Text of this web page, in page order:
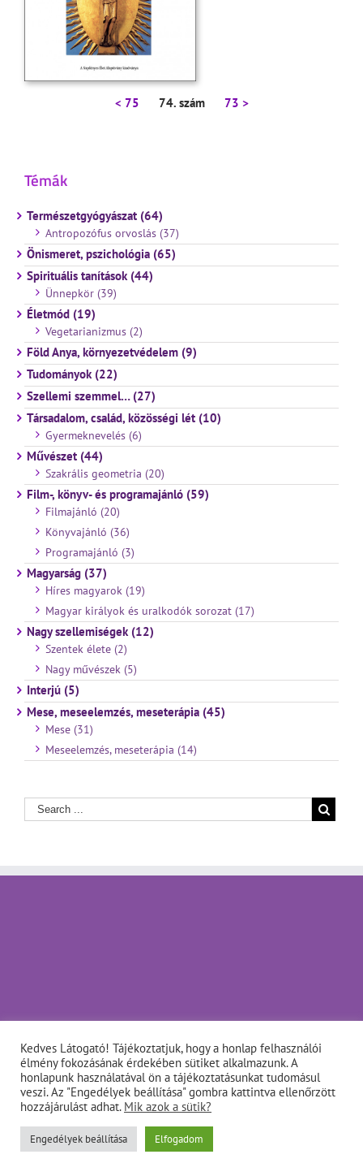
< 75 74. szám 73 >
Témák
Természetgyógyászat (64)
Antropozófus orvoslás (37)
Önismeret, pszichológia (65)
Spirituális tanítások (44)
Ünnepkör (39)
Életmód (19)
Vegetarianizmus (2)
Föld Anya, környezetvédelem (9)
Tudományok (22)
Szellemi szemmel… (27)
Társadalom, család, közösségi lét (10)
Gyermeknevelés (6)
Művészet (44)
Szakrális geometria (20)
Film-, könyv- és programajánló (59)
Filmajánló (20)
Könyvajánló (36)
Programajánló (3)
Magyarság (37)
Híres magyarok (19)
Magyar királyok és uralkodók sorozat (17)
Nagy szellemiségek (12)
Szentek élete (2)
Nagy művészek (5)
Interjú (5)
Mese, meseelemzés, meseterápia (45)
Mese (31)
Meseelemzés, meseterápia (14)
Copyright © Napfényes Élet Alapítvány - info@napfenyes.hu •
1056 Budapest, Belgrád rakpart 26. mfszt 1. • Telefon: 1/311-
9999, 30/311-9999• Impresszum
Kedves Látogató! Tájékoztatjuk, hogy a honlap felhasználói
élmény fokozásának érdekében sütiket alkalmazunk. A
honlapunk használatával ön a tájékoztatásunkat tudomásul
veszi. Az "Engedélyek beállítása" gombra kattintva ellenőrzött
hozzájárulást adhat. Mik azok a sütik?
Engedélyek beállítása Elfogadom